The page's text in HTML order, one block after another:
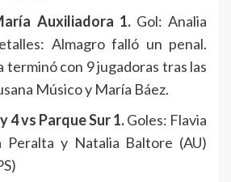
Auxiliadora 1.Gol: Analia
Almagro falló un penal.
terminó con 9 jugadoras tras las
Músico y María Báez.
vs Parque Sur 1.Goles: Flavia
Peralta y Natalia Baltore (AU)